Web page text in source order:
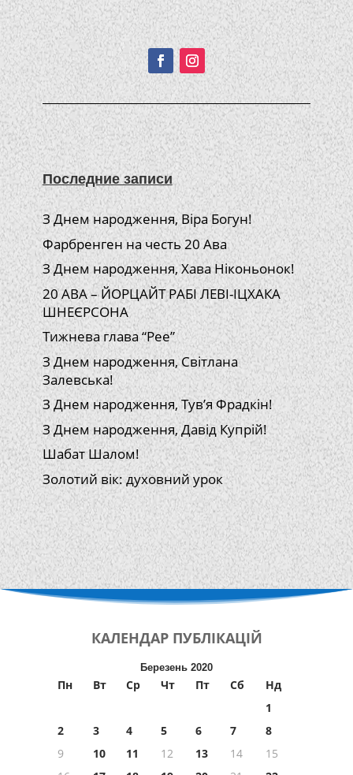
Подписывайтесь!
Последние записи
З Днем народження, Віра Богун!
Фарбренген на честь 20 Ава
З Днем народження, Хава Ніконьонок!
20 АВА – ЙОРЦАЙТ РАБІ ЛЕВІ-ІЦХАКА
ШНЕЄРСОНА
Тижнева глава “Рее”
З Днем народження, Світлана
Залевська!
З Днем народження, Тув’я Фрадкін!
З Днем народження, Давід Купрій!
Шабат Шалом!
Золотий вік: духовний урок
КАЛЕНДАР ПУБЛІКАЦІЙ
Березень 2020
Пн Вт Ср Чт Пт Сб
Нд
1
2
3 4 5 6 7
8
9
10 11 12 13 14
15